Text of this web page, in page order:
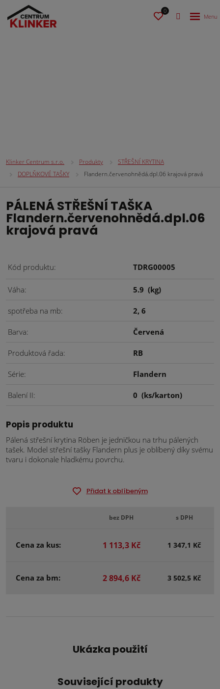
0
Klinker Centrum s.r.o. Produkty
STŘEŠNÍ KRYTINA
DOPLŇKOVÉ TAŠKY
Flandern.červenohnědá.dpl.06 krajová pravá
PÁLENÁ STŘEŠNÍ TAŠKA
Flandern.červenohnědá.dpl.06
krajová pravá
Kód produktu TDRG00005
Váha 5.9 (kg)
spotřeba na mb 2, 6
Barva Červená
Produktová řada RB
Série Flandern
Balení II 0 (ks/karton)
Popis produktu
Pálená střešní krytina Röben je jedničkou na trhu pálených
tašek. Model střešní tašky Flandern plus je oblíbený díky svému
tvaru i dokonale hladkému povrchu.
Přidat k oblíbeným
bez DPH s DPH
Cena za kus: 1 113,3 Kč 1 347,1 Kč
Cena za bm: 2 894,6 Kč 3 502,5 Kč
Ukázka použití
Související produkty